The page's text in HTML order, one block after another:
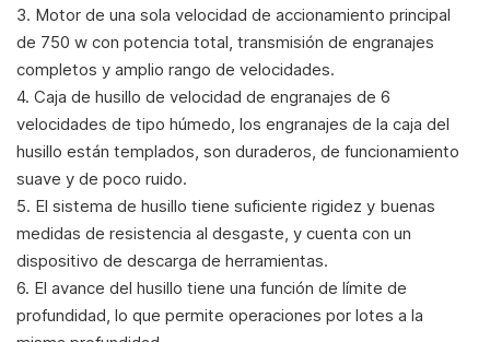
3. Motor de una sola velocidad de accionamiento principal
de 750 w con potencia total, transmisión de engranajes
completos y amplio rango de velocidades.
4. Caja de husillo de velocidad de engranajes de 6
velocidades de tipo húmedo, los engranajes de la caja del
husillo están templados, son duraderos, de funcionamiento
suave y de poco ruido.
5. El sistema de husillo tiene suficiente rigidez y buenas
medidas de resistencia al desgaste, y cuenta con un
dispositivo de descarga de herramientas.
6. El avance del husillo tiene una función de límite de
profundidad, lo que permite operaciones por lotes a la